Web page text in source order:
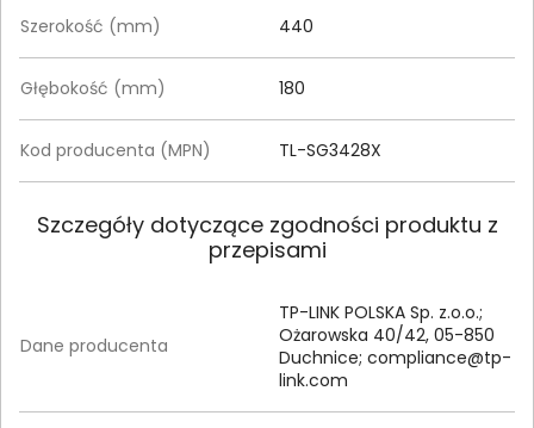
Szerokość (mm) 440
Głębokość (mm) 180
Kod producenta (MPN) TL-SG3428X
Szczegóły dotyczące zgodności produktu z
przepisami
Dane producenta
TP-LINK POLSKA Sp. z.o.o.;
Ożarowska 40/42, 05-850
Duchnice; compliance@tp-
link.com